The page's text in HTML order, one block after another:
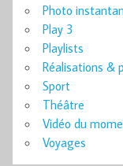
Photo
Play 3
Playlists
Réalisations &
Sport
Théâtre
Vidéo du
Voyages